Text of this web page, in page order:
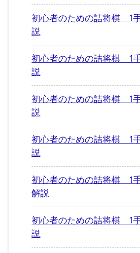
初心者のための詰将棋 1
説
初心者のための詰将棋 1
説
初心者のための詰将棋 1
説
初心者のための詰将棋 1
説
初心者のための詰将棋 1
解説
初心者のための詰将棋 1
説